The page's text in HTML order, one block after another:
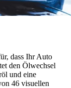
dass Ihr Auto
den Ölwechsel
und eine
46 visuellen